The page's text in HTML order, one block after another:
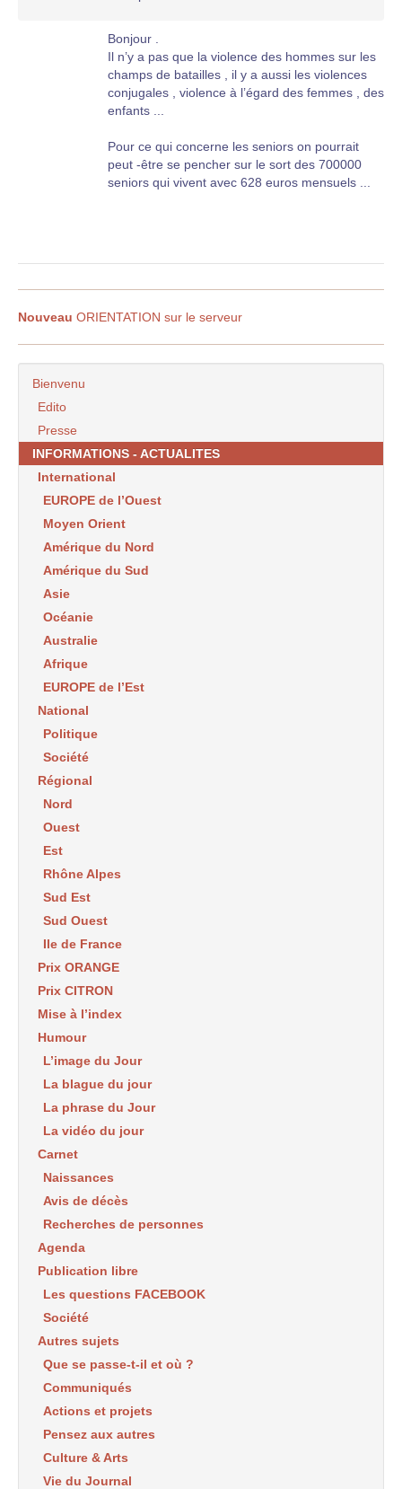
Bonjour .
Il n’y a pas que la violence des hommes sur les
champs de batailles , il y a aussi les violences
conjugales , violence à l’égard des femmes , des
enfants ...
Pour ce qui concerne les seniors on pourrait
peut -être se pencher sur le sort des 700000
seniors qui vivent avec 628 euros mensuels ...
Nouveau ORIENTATION sur le serveur
Bienvenu
Edito
Presse
INFORMATIONS - ACTUALITES
International
EUROPE de l’Ouest
Moyen Orient
Amérique du Nord
Amérique du Sud
Asie
Océanie
Australie
Afrique
EUROPE de l’Est
National
Politique
Société
Régional
Nord
Ouest
Est
Rhône Alpes
Sud Est
Sud Ouest
Ile de France
Prix ORANGE
Prix CITRON
Mise à l’index
Humour
L’image du Jour
La blague du jour
La phrase du Jour
La vidéo du jour
Carnet
Naissances
Avis de décès
Recherches de personnes
Agenda
Publication libre
Les questions FACEBOOK
Société
Autres sujets
Que se passe-t-il et où ?
Communiqués
Actions et projets
Pensez aux autres
Culture & Arts
Vie du Journal